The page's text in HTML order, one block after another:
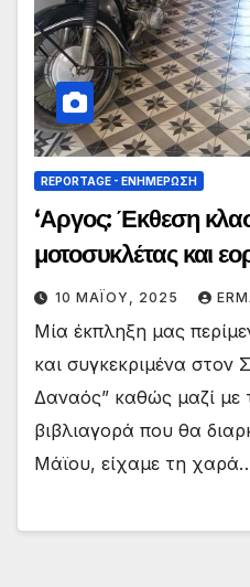
REPORTAGE - EΝΗΜΈΡΩΣΗ
‘Αργος: Έκθεση
μοτοσυκλέτας και
10 ΜΑΪ́ΟΥ, 2025
Μία έκπληξη μας
και συγκεκριμένα στον
Δαναός” καθώς μαζί με
βιβλιαγορά που θα
Μάϊου, είχαμε τη